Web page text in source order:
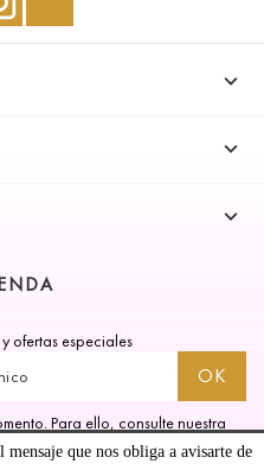
que nos obliga a avisarte de



ofertas especiales
Para ello, consulte nuestra